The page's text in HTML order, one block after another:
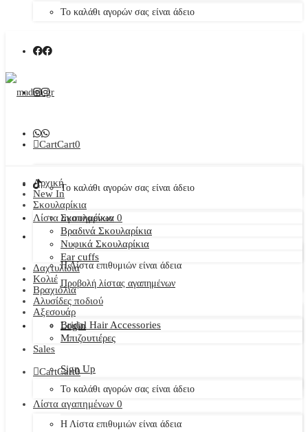
Το καλάθι αγορών σας είναι άδειο
CartCart0
Το καλάθι αγορών σας είναι άδειο
Λίστα αγαπημένων 0
Η Λίστα επιθυμιών είναι άδεια
Προβολή λίστας αγαπημένων
Login
Sign Up
Αρχική
New In
Σκουλαρίκια
Σκουλαρίκια
Βραδινά Σκουλαρίκια
Νυφικά Σκουλαρίκια
Ear cuffs
Δαχτυλίδια
Κολιέ
Βραχιόλια
Αλυσίδες ποδιού
Αξεσουάρ
Bridal Hair Accessories
Μπιζουτιέρες
Sales
CartCart0
Το καλάθι αγορών σας είναι άδειο
Λίστα αγαπημένων 0
Η Λίστα επιθυμιών είναι άδεια